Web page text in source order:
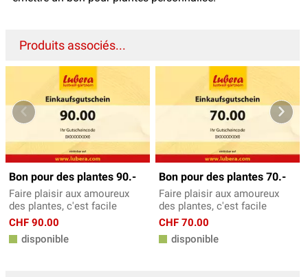
Produits associés...
Bon pour des plantes 90.-
Faire plaisir aux amoureux
des plantes, c'est facile
CHF 90.00
disponible
Bon pour des plantes 70.-
Faire plaisir aux amoureux
des plantes, c'est facile
CHF 70.00
disponible